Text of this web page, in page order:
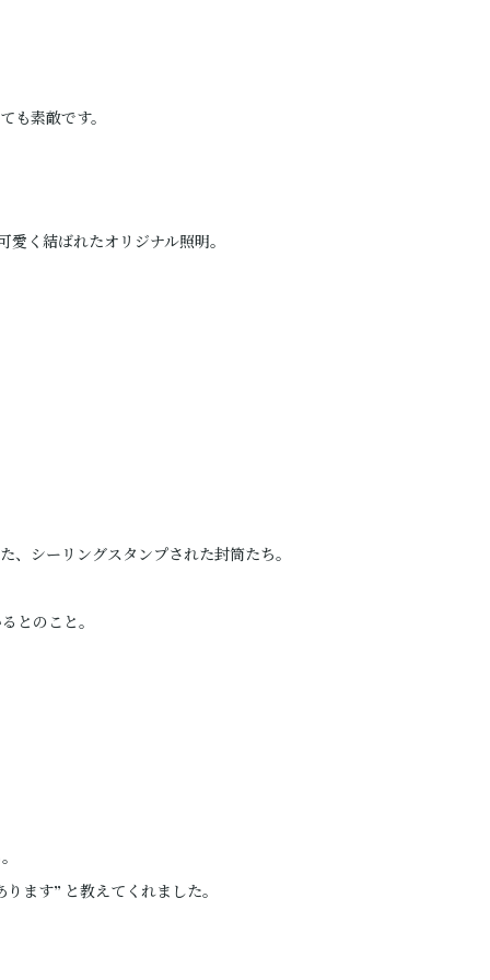
も素敵です。
く結ばれたオリジナル照明。
、シーリングスタンプされた封筒たち。
とのこと。
ます” と教えてくれました。